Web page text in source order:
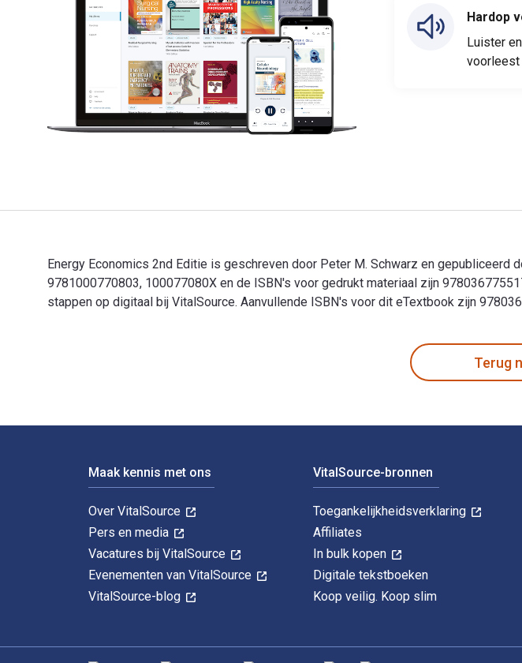
Hardop
Luister
voorleest
Energy Economics 2nd Editie is geschreven door Peter M. Schwarz en
9781000770803, 100077080X en de ISBN's voor gedrukt materiaal zijn
stappen op digitaal bij VitalSource. Aanvullende ISBN's voor dit eTextbook zijn
Terug
Maak kennis met ons
Over VitalSource
Pers en media
Vacatures bij VitalSource
Evenementen van VitalSource
VitalSource-blog
VitalSource-bronnen
Toegankelijkheidsverklaring
Affiliates
In bulk kopen
Digitale tekstboeken
Koop veilig. Koop slim